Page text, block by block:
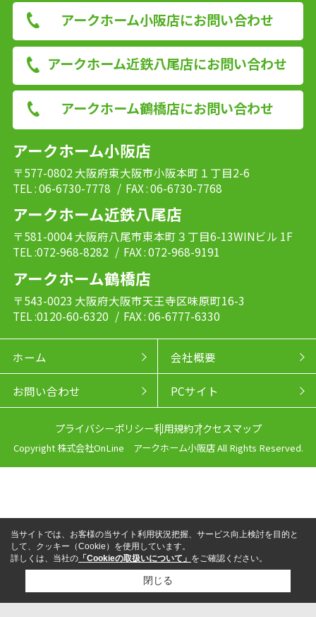
アークホーム小阪店にお問い合わせ
アークホーム近鉄八尾店にお問い合わせ
アークホーム鶴橋店にお問い合わせ
アークホーム小阪店
〒577-0802 大阪府東大阪市小阪本町１丁目2-6
TEL : 06-6730-7778 / FAX : 06-6730-7768
アークホーム近鉄八尾店
〒581-0004 大阪府八尾市東本町３丁目6-13WINビル 1F
TEL :072-968-8282 / FAX : 072-968-9191
アークホーム鶴橋店
〒543-0023 大阪府大阪市天王寺区味原町16-3
TEL :0120-60-6320 / FAX : 06-6777-6330
ホーム 会社概要
お問い合わせ PCサイト
プライバシーポリシー利用規約アクセスマップ
Copyright 株式会社OnLine アークホーム小阪店 All Rights Reserved.
LINEからお問い合わせ
当サイトでは、お客様の当サイト利用状況把握、サービス向上検討を目的と
して、クッキー（Cookie）を使用しています。
詳しくは、当社の 「Cookieの取扱いについて」 をご確認ください。
閉じる